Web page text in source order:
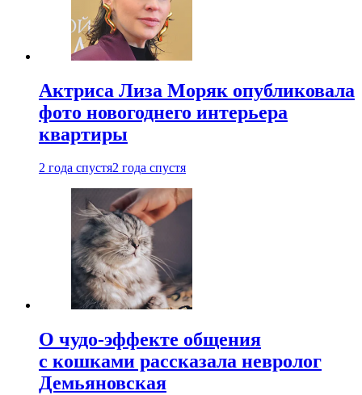
Актриса Лиза Моряк опубликовала
фото новогоднего интерьера
квартиры
2 года спустя2 года спустя
О чудо-эффекте общения
с кошками рассказала невролог
Демьяновская